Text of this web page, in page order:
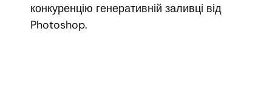
конкуренцію генеративній заливці від
Photoshop.